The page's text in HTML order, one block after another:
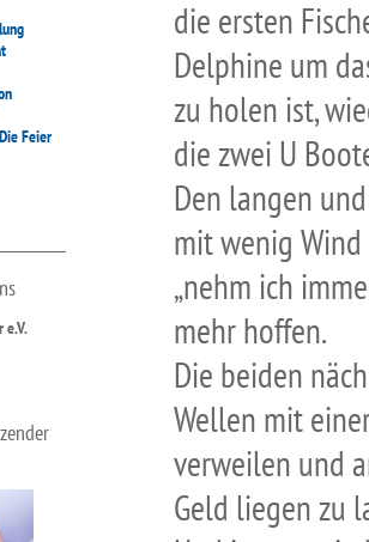
Feier
e.V.
die ersten
Delphine um
zu holen ist,
die zwei U
Den langen
mit wenig
„nehm ich
mehr hoffen.
Die beiden
Wellen mit
verweilen und
Geld liegen zu